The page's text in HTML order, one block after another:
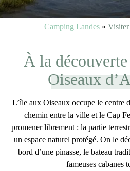
Camping Landes» Visiter
À la
Oiseaux
L’île aux Oiseaux occupe le centre
chemin entre la ville et le Cap
promener librement : la partie
un espace naturel protégé. On le
bord d’une pinasse, le bateau
fameuses cabanes